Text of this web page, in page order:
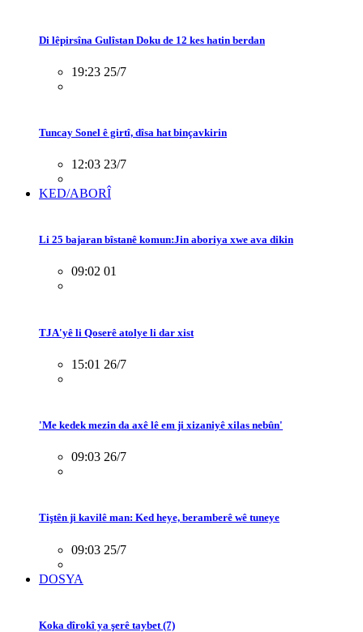
Di lêpirsîna Gulîstan Doku de 12 kes hatin berdan
19:23 25/7
Tuncay Sonel ê girtî, dîsa hat binçavkirin
12:03 23/7
KED/ABORÎ
Li 25 bajaran bîstanê komun:Jin aboriya xwe ava dikin
09:02 01
TJA'yê li Qoserê atolye li dar xist
15:01 26/7
'Me kedek mezin da axê lê em ji xizaniyê xilas nebûn'
09:03 26/7
Tiştên ji kavilê man: Ked heye, beramberê wê tuneye
09:03 25/7
DOSYA
Koka dîrokî ya şerê taybet (7)